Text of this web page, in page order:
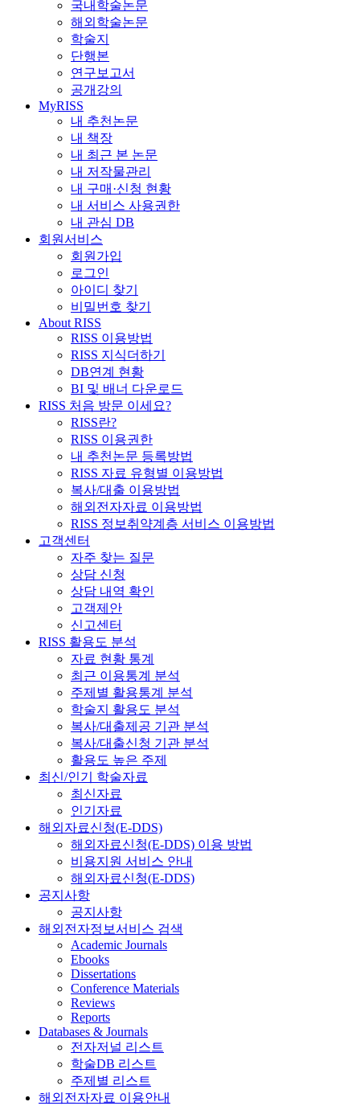
국내학술논문
해외학술논문
학술지
단행본
연구보고서
공개강의
MyRISS
내 추천논문
내 책장
내 최근 본 논문
내 저작물관리
내 구매·신청 현황
내 서비스 사용권한
내 관심 DB
회원서비스
회원가입
로그인
아이디 찾기
비밀번호 찾기
About RISS
RISS 이용방법
RISS 지식더하기
DB연계 현황
BI 및 배너 다운로드
RISS 처음 방문 이세요?
RISS란?
RISS 이용권한
내 추천논문 등록방법
RISS 자료 유형별 이용방법
복사/대출 이용방법
해외전자자료 이용방법
RISS 정보취약계층 서비스 이용방법
고객센터
자주 찾는 질문
상담 신청
상담 내역 확인
고객제안
신고센터
RISS 활용도 분석
자료 현황 통계
최근 이용통계 분석
주제별 활용통계 분석
학술지 활용도 분석
복사/대출제공 기관 분석
복사/대출신청 기관 분석
활용도 높은 주제
최신/인기 학술자료
최신자료
인기자료
해외자료신청(E-DDS)
해외자료신청(E-DDS) 이용 방법
비용지원 서비스 안내
해외자료신청(E-DDS)
공지사항
공지사항
해외전자정보서비스 검색
Academic Journals
Ebooks
Dissertations
Conference Materials
Reviews
Reports
Databases & Journals
전자저널 리스트
학술DB 리스트
주제별 리스트
해외전자자료 이용안내